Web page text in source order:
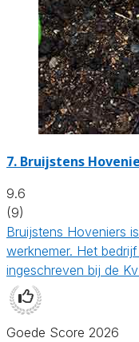
7. Bruijstens
9.6
(9)
Bruijstens Hoveniers
werknemer. Het
ingeschreven bij de
Goede Score 2026